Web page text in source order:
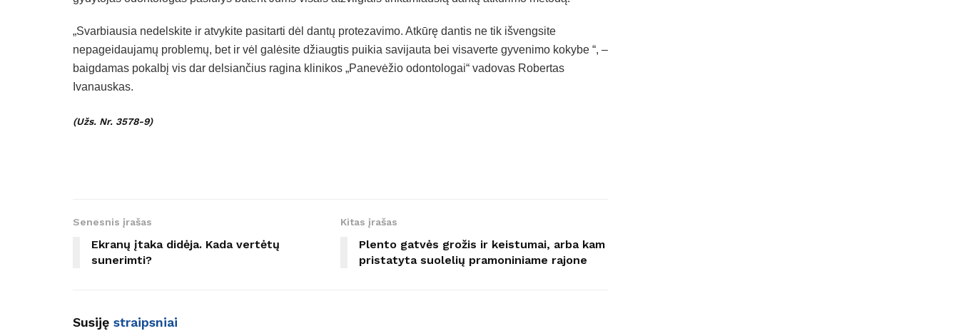
„Svarbiausia nedelskite ir atvykite pasitarti dėl dantų protezavimo. Atkūrę dantis ne tik išvengsite
nepageidaujamų problemų, bet ir vėl galėsite džiaugtis puikia savijauta bei visaverte gyvenimo kokybe “, –
baigdamas pokalbį vis dar delsiančius ragina klinikos „Panevėžio odontologai“ vadovas Robertas
Ivanauskas.
(Užs. Nr. 3578-9)
Senesnis įrašas
Ekranų įtaka didėja. Kada vertėtų
sunerimti?
Kitas įrašas
Plento gatvės grožis ir keistumai, arba kam
pristatyta suolelių pramoniniame rajone
Susiję straipsniai